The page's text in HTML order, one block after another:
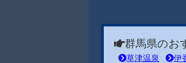
群馬県のお
草津温泉 伊